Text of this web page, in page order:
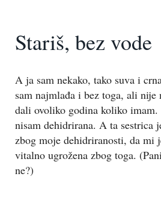
Stariš, bez vode
A ja sam nekako, tako suva i
sam najmlađa i bez toga, ali
dali ovoliko godina koliko imam.
nisam dehidrirana. A ta sestrica
zbog moje dehidriranosti, da mi
vitalno ugrožena zbog toga.
ne?)